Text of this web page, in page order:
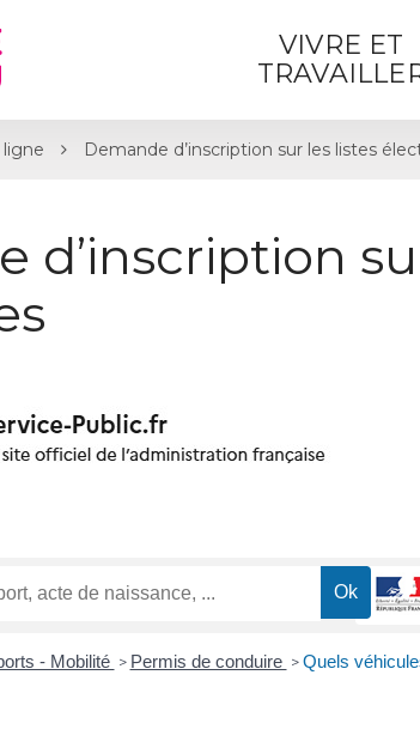
VIVRE ET
Demande d’inscription sur les listes
d’inscription
- Mobilité > Permis de conduire > Quels